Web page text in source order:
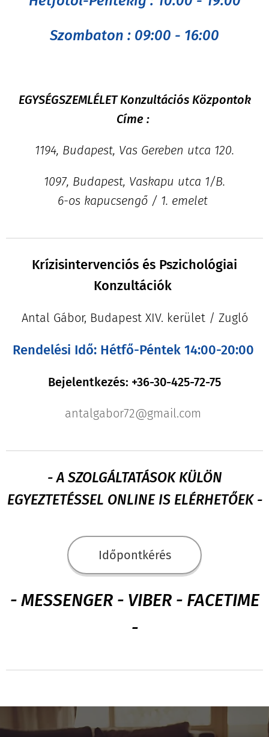
Szombaton : 09:00 - 16:00
EGYSÉGSZEMLÉLET Konzultációs Központok
Címe :
1194, Budapest, Vas Gereben utca 120.
1097, Budapest, Vaskapu utca 1/B.
6-os kapucsengő / 1. emelet
Krízisintervenciós és Pszichológiai
Konzultációk
Antal Gábor, Budapest XIV. kerület / Zugló
Rendelési Idő: Hétfő-Péntek 14:00-20:00
Bejelentkezés: +36-30-425-72-75
antalgabor72@gmail.com
- A SZOLGÁLTATÁSOK KÜLÖN
EGYEZTETÉSSEL ONLINE IS ELÉRHETŐEK -
Időpontkérés
- MESSENGER - VIBER - FACETIME
-